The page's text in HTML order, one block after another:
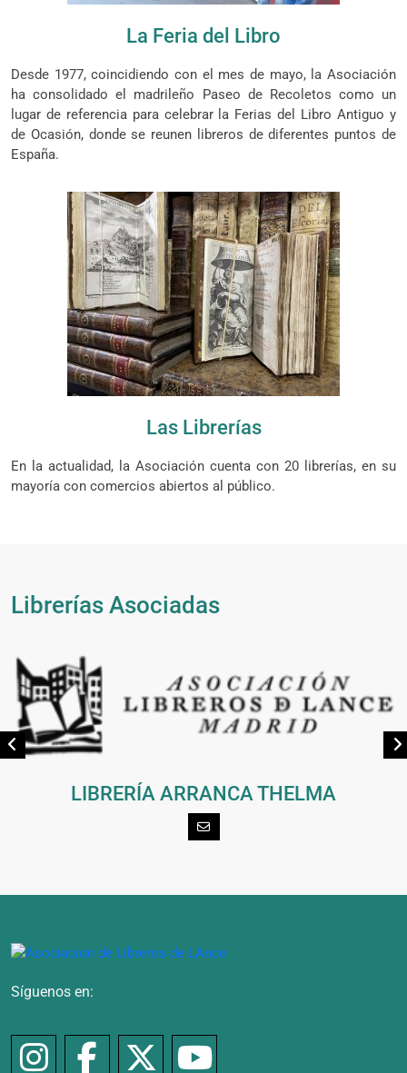
La Feria del Libro
Desde 1977, coincidiendo con el mes de mayo, la Asociación
ha consolidado el madrileño Paseo de Recoletos como un
lugar de referencia para celebrar la Ferias del Libro Antiguo y
de Ocasión, donde se reunen libreros de diferentes puntos de
España.
Las Librerías
En la actualidad, la Asociación cuenta con 20 librerías, en su
mayoría con comercios abiertos al público.
Librerías Asociadas
LIBRERÍA ARRANCA THELMA
Síguenos en: